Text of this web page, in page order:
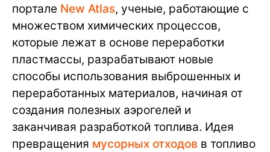
портале New Atlas, ученые, работающие с
множеством химических процессов,
которые лежат в основе переработки
пластмассы, разрабатывают новые
способы использования выброшенных и
переработанных материалов, начиная от
создания полезных аэрогелей и
заканчивая разработкой топлива. Идея
превращения мусорных отходов в топливо